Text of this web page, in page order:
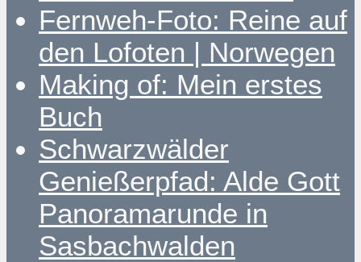
Fernweh-Foto: Reine auf
den Lofoten | Norwegen
Making of: Mein erstes
Buch
Schwarzwälder
Genießerpfad: Alde Gott
Panoramarunde in
Sasbachwalden